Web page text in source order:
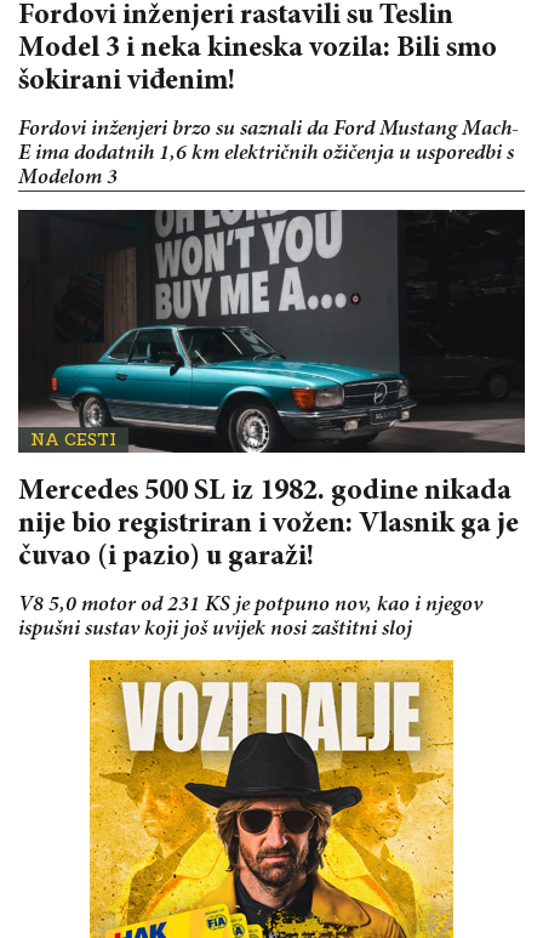
Fordovi inženjeri rastavili su Teslin
Model 3 i neka kineska vozila: Bili smo
šokirani viđenim!
Fordovi inženjeri brzo su saznali da Ford Mustang Mach-
E ima dodatnih 1,6 km električnih ožičenja u usporedbi s
Modelom 3
NA CESTI
Mercedes 500 SL iz 1982. godine nikada
nije bio registriran i vožen: Vlasnik ga je
čuvao (i pazio) u garaži!
V8 5,0 motor od 231 KS je potpuno nov, kao i njegov
ispušni sustav koji još uvijek nosi zaštitni sloj